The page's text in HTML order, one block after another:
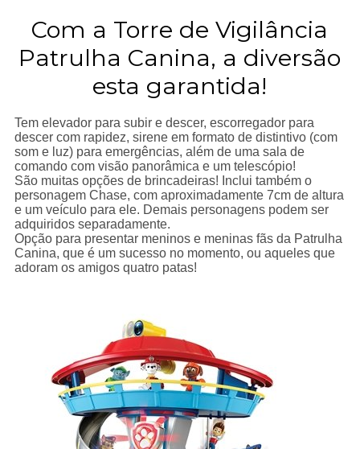
Com a Torre de Vigilância
Patrulha Canina, a diversão
esta garantida!
Tem elevador para subir e descer, escorregador para
descer com rapidez, sirene em formato de distintivo (com
som e luz) para emergências, além de uma sala de
comando com visão panorâmica e um telescópio!
São muitas opções de brincadeiras! Inclui também o
personagem Chase, com aproximadamente 7cm de altura
e um veículo para ele. Demais personagens podem ser
adquiridos separadamente.
Opção para presentar meninos e meninas fãs da Patrulha
Canina, que é um sucesso no momento, ou aqueles que
adoram os amigos quatro patas!